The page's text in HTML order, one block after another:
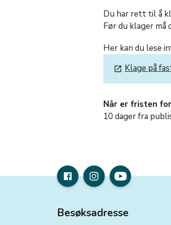
Du har rett til å
Før du klager
Her kan du lese
launch Klage på
Når er fristen
10 dager fra
Besøksadresse